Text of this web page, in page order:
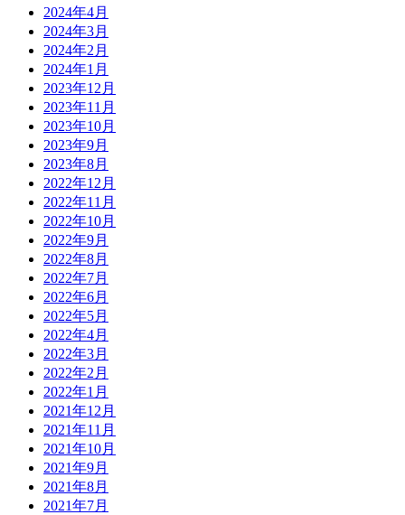
2024年4月
2024年3月
2024年2月
2024年1月
2023年12月
2023年11月
2023年10月
2023年9月
2023年8月
2022年12月
2022年11月
2022年10月
2022年9月
2022年8月
2022年7月
2022年6月
2022年5月
2022年4月
2022年3月
2022年2月
2022年1月
2021年12月
2021年11月
2021年10月
2021年9月
2021年8月
2021年7月